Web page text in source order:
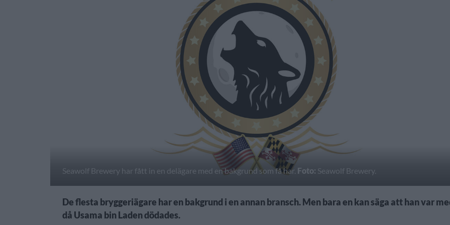
Seawolf Brewery har fått in en delägare med en bakgrund som få har. Foto: Seawolf Brewery.
De flesta bryggeriägare har en bakgrund i en annan bransch. Men bara en kan säga att han var
då Usama bin Laden dödades.